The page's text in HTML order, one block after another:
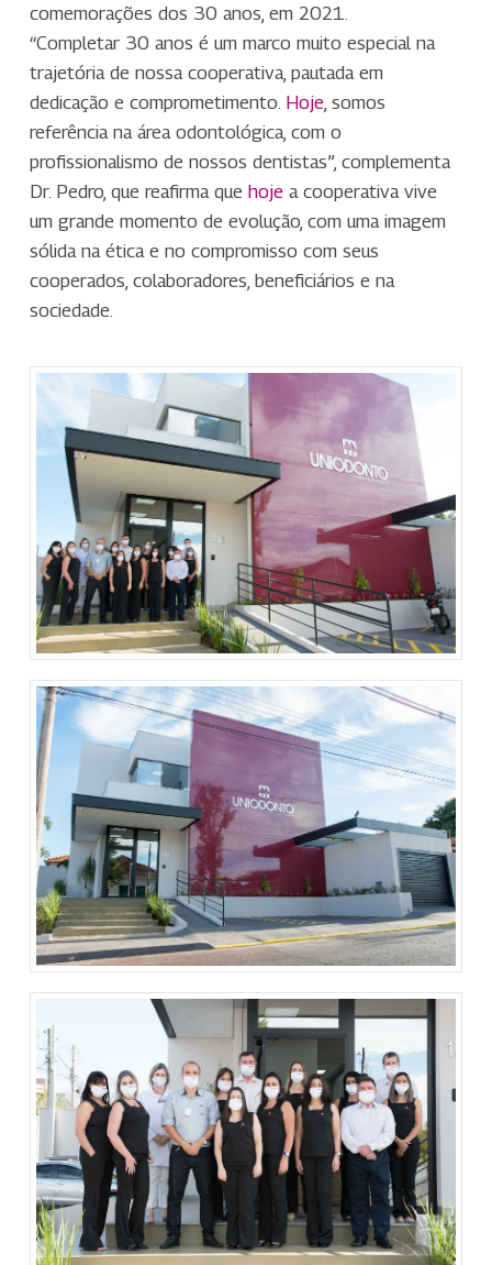
comemorações dos 30 anos, em 2021.
“Completar 30 anos é um marco muito especial na
trajetória de nossa cooperativa, pautada em
dedicação e comprometimento. Hoje, somos
referência na área odontológica, com o
profissionalismo de nossos dentistas”, complementa
Dr. Pedro, que reafirma que hojea cooperativa vive
um grande momento de evolução, com uma imagem
sólida na ética e no compromisso com seus
cooperados, colaboradores, beneficiários e na
sociedade.